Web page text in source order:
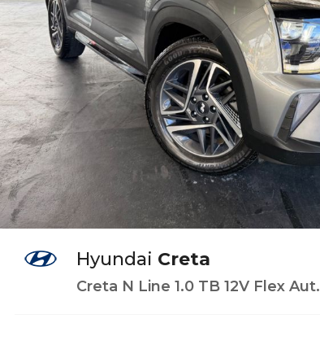
Hyundai Creta
Creta N Line 1.0 TB 12V Flex Aut.